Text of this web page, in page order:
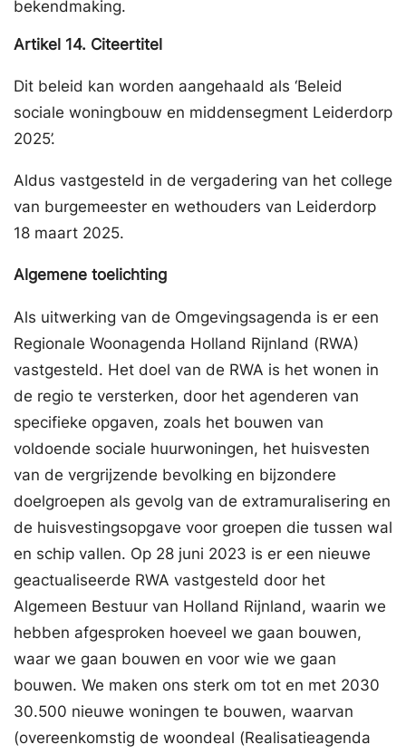
bekendmaking.
Artikel 14. Citeertitel
Dit beleid kan worden aangehaald als ‘Beleid
sociale woningbouw en middensegment Leiderdorp
2025’.
Aldus vastgesteld in de vergadering van het college
van burgemeester en wethouders van Leiderdorp
18 maart 2025.
Algemene toelichting
Als uitwerking van de Omgevingsagenda is er een
Regionale Woonagenda Holland Rijnland (RWA)
vastgesteld. Het doel van de RWA is het wonen in
de regio te versterken, door het agenderen van
specifieke opgaven, zoals het bouwen van
voldoende sociale huurwoningen, het huisvesten
van de vergrijzende bevolking en bijzondere
doelgroepen als gevolg van de extramuralisering en
de huisvestingsopgave voor groepen die tussen wal
en schip vallen. Op 28 juni 2023 is er een nieuwe
geactualiseerde RWA vastgesteld door het
Algemeen Bestuur van Holland Rijnland, waarin we
hebben afgesproken hoeveel we gaan bouwen,
waar we gaan bouwen en voor wie we gaan
bouwen. We maken ons sterk om tot en met 2030
30.500 nieuwe woningen te bouwen, waarvan
(overeenkomstig de woondeal (Realisatieagenda